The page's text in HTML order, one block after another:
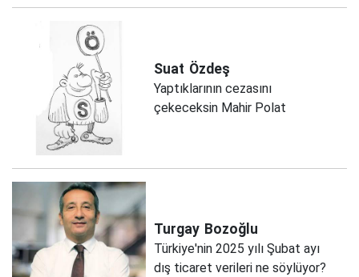
Suat Özdeş
Yaptıklarının cezasını
çekeceksin Mahir Polat
Turgay Bozoğlu
Türkiye'nin 2025 yılı Şubat ayı
dış ticaret verileri ne söylüyor?